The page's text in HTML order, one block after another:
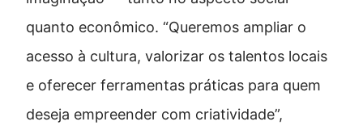
quanto econômico. “Queremos ampliar o
acesso à cultura, valorizar os talentos locais
e oferecer ferramentas práticas para quem
deseja empreender com criatividade”,